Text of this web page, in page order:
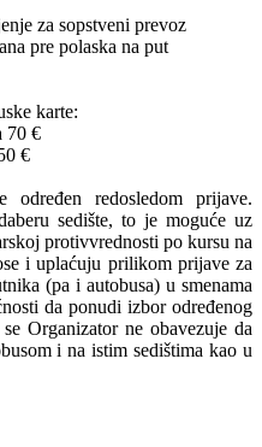
za sopstveni prevoz
pre polaska na put
karte:
70 €
€
određen redosledom prijave.
sedište, to je moguće uz
protivvrednosti po kursu na
i uplaćuju prilikom prijave za
(pa i autobusa) u smenama
da ponudi izbor određenog
Organizator ne obavezuje da
i na istim sedištima kao u